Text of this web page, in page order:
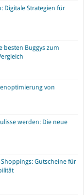
Digitale Strategien für
besten Buggys zum
von
werden: Die neue
Gutscheine für